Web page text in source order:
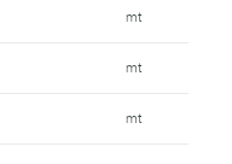
mt
mt
mt